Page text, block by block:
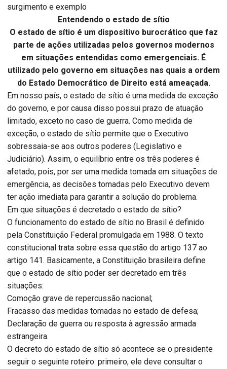
surgimento e exemplo
Entendendo o estado de sítio
O estado de sítio é um dispositivo burocrático que faz
parte de ações utilizadas pelos governos modernos
em situações entendidas como emergenciais. É
utilizado pelo governo em situações nas quais a ordem
do Estado Democrático de Direito está ameaçada.
Em nosso país, o estado de sítio é uma medida de exceção
do governo, e por causa disso possui prazo de atuação
limitado, exceto no caso de guerra. Como medida de
exceção, o estado de sítio permite que o Executivo
sobressaia-se aos outros poderes (Legislativo e
Judiciário). Assim, o equilíbrio entre os três poderes é
afetado, pois, por ser uma medida tomada em situações de
emergência, as decisões tomadas pelo Executivo devem
ter ação imediata para garantir a solução do problema.
Em que situações é decretado o estado de sítio?
O funcionamento do estado de sítio no Brasil é definido
pela Constituição Federal promulgada em 1988. O texto
constitucional trata sobre essa questão do artigo 137 ao
artigo 141. Basicamente, a Constituição brasileira define
que o estado de sítio poder ser decretado em três
situações:
Comoção grave de repercussão nacional;
Fracasso das medidas tomadas no estado de defesa;
Declaração de guerra ou resposta à agressão armada
estrangeira.
O decreto do estado de sítio só acontece se o presidente
seguir o seguinte roteiro: primeiro, ele deve consultar o